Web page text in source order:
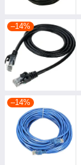
–14%
–14%